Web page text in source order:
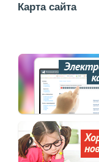
Карта сайта